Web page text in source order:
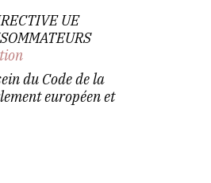
UE
du Code de la
européen et